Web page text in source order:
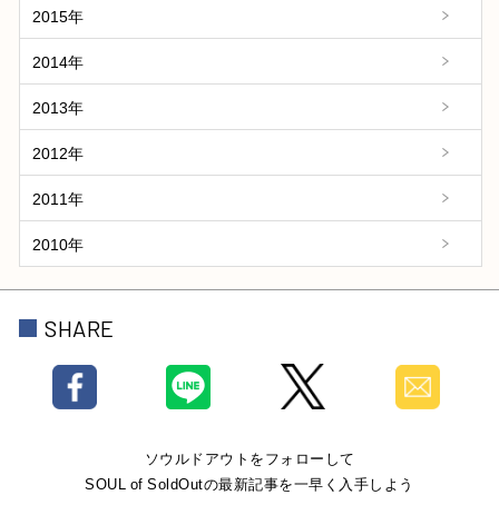
2015年
2014年
2013年
2012年
2011年
2010年
SHARE
ソウルドアウトをフォローして
SOUL of SoldOutの最新記事を一早く入手しよう